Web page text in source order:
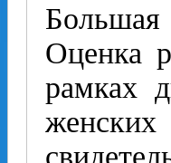
Большая
Оценка
рамках